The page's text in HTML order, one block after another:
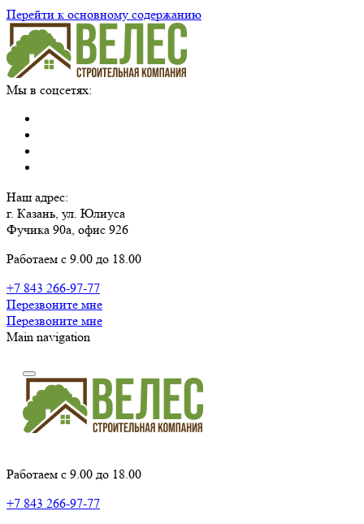
Перейти к основному содержанию
Мы в соцсетях:
Наш адрес:
г. Казань, ул. Юлиуса
Фучика 90а, офис 926
Работаем с 9.00 до 18.00
+7 843 266-97-77
Перезвоните мне
Перезвоните мне
Main navigation
Работаем с 9.00 до 18.00
+7 843 266-97-77